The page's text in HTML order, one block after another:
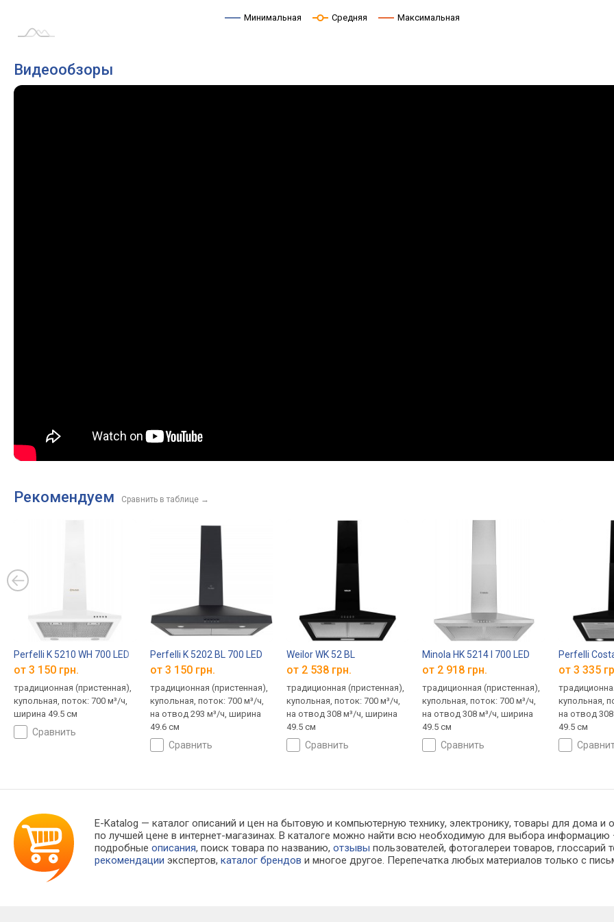
Минимальная Средняя Максимальная
Видеообзоры
Рекомендуем Сравнить в таблице →
Perfelli K 5210 WH 700 LED
от 3 150 грн.
традиционная (пристенная),
купольная, поток: 700 м³/ч,
ширина 49.5 см
сравнить
Perfelli K 5202 BL 700 LED
от 3 150 грн.
традиционная (пристенная),
купольная, поток: 700 м³/ч,
на отвод 293 м³/ч, ширина
49.6 см
сравнить
Weilor WK 52 BL
от 2 538 грн.
традиционная (пристенная),
купольная, поток: 700 м³/ч,
на отвод 308 м³/ч, ширина
49.5 см
сравнить
Minola HK 5214 I 700 LED
от 2 918 грн.
традиционная (пристенная),
купольная, поток: 700 м³/ч,
на отвод 308 м³/ч, ширина
49.5 см
сравнить
Perfelli
от 3 335
купольная,
на отвод
49.5 см
E-Katalog — каталог описаний и цен на бытовую и компьютерную технику, электронику, товары для дома и
по лучшей цене в интернет-магазинах. В каталоге можно найти всю необходимую для выбора
подробныеописания, поиск товара по названию,отзывы пользователей, фотогалереи товаров,
рекомендации экспертов,каталог брендов и многое другое. Перепечатка любых материалов только с